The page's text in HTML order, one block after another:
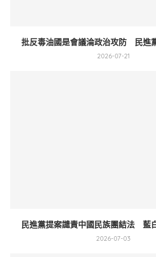
批反毒油國是會議淪政治攻防 民進
2026-07-21
民進黨提案譴責中國民族團結法 藍
2026-07-03